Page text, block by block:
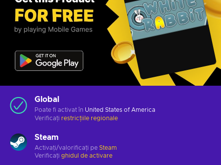
Global
Poate fi activat în United States of America
Verificați restricțiile regionale
Steam
Activați/valorificați pe Steam
Verificați ghidul de activare